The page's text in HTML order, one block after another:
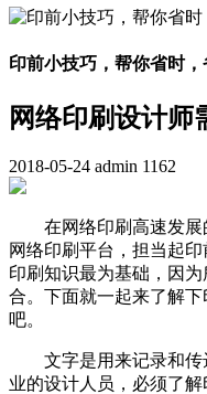
印前小技巧，帮你省时，
网络印刷设计师
2018-05-24 admin 1162
在网络印刷高速发展
网络印刷平台，担当起
印刷知识最为基础，因
合。下面就一起来了解
吧。
文字是用来记录和传
业的设计人员，必须了